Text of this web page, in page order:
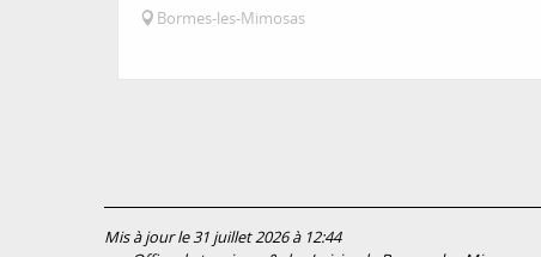
Bormes-les-Mimosas
Mis à jour le 31 juillet 2026 à 12:44